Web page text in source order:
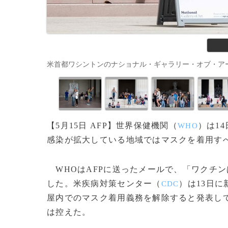
米首都ワシントンのナショナル・ギャラリー・オブ・ア
【5月15日 AFP】世界保健機関（WHO）は
感染が拡大している地域ではマスクを着用す
WHOはAFPに送ったメールで、「ワクチ
した。米疾病対策センター（ CDC）は13日に
屋内でのマスク着用義務を解除すると発表
は控えた。